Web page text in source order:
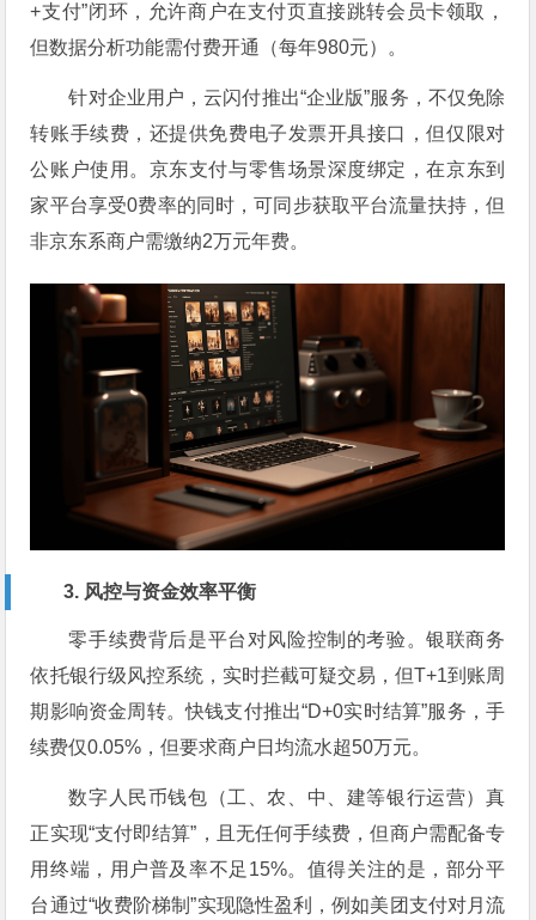
+支付”闭环，允许商户在支付页直接跳转会员卡领取，
但数据分析功能需付费开通（每年980元）。
针对企业用户，云闪付推出“企业版”服务，不仅免除
转账手续费，还提供免费电子发票开具接口，但仅限对
公账户使用。京东支付与零售场景深度绑定，在京东到
家平台享受0费率的同时，可同步获取平台流量扶持，但
非京东系商户需缴纳2万元年费。
3. 风控与资金效率平衡
零手续费背后是平台对风险控制的考验。银联商务
依托银行级风控系统，实时拦截可疑交易，但T+1到账周
期影响资金周转。快钱支付推出“D+0实时结算”服务，手
续费仅0.05%，但要求商户日均流水超50万元。
数字人民币钱包（工、农、中、建等银行运营）真
正实现“支付即结算”，且无任何手续费，但商户需配备专
用终端，用户普及率不足15%。值得关注的是，部分平
台通过“收费阶梯制”实现隐性盈利，例如美团支付对月流